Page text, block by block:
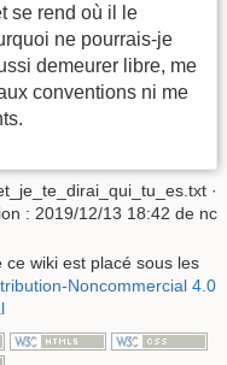
se rend où il le
ne pourrais-je
demeurer libre, me
conventions ni me
·
: 2019/12/13 18:42 de nc
wiki est placé sous les
Noncommercial 4.0